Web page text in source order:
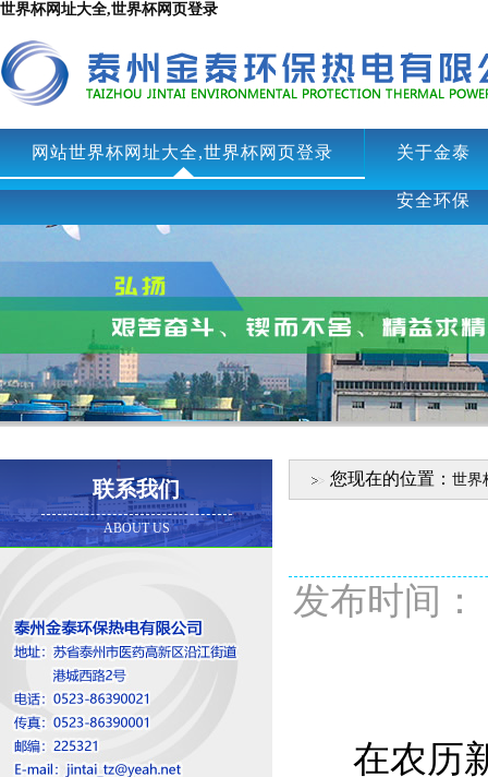
世界杯网址大全,世界杯网页登录
网站世界杯网址大全,世界杯网页登录 关于金泰
安全环保
联系我们
ABOUT US
您现在的位置： 世界
发布时间：
在农历新